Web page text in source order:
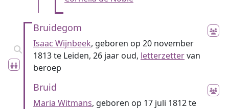
Bruidegom
Isaac Wijnbeek, geboren op 20 november
1813 te Leiden, 26 jaar oud, letterzettervan
beroep
Bruid
Maria Witmans, geboren op 17 juli 1812 te